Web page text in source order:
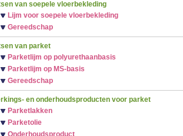
van soepele vloerbekleding
Lijm voor soepele vloerbekleding
Gereedschap
van parket
Parketlijm op polyurethaanbasis
Parketlijm op MS-basis
Gereedschap
en onderhoudsproducten voor parket
Parketlakken
Parketolie
Onderhoudsproduct